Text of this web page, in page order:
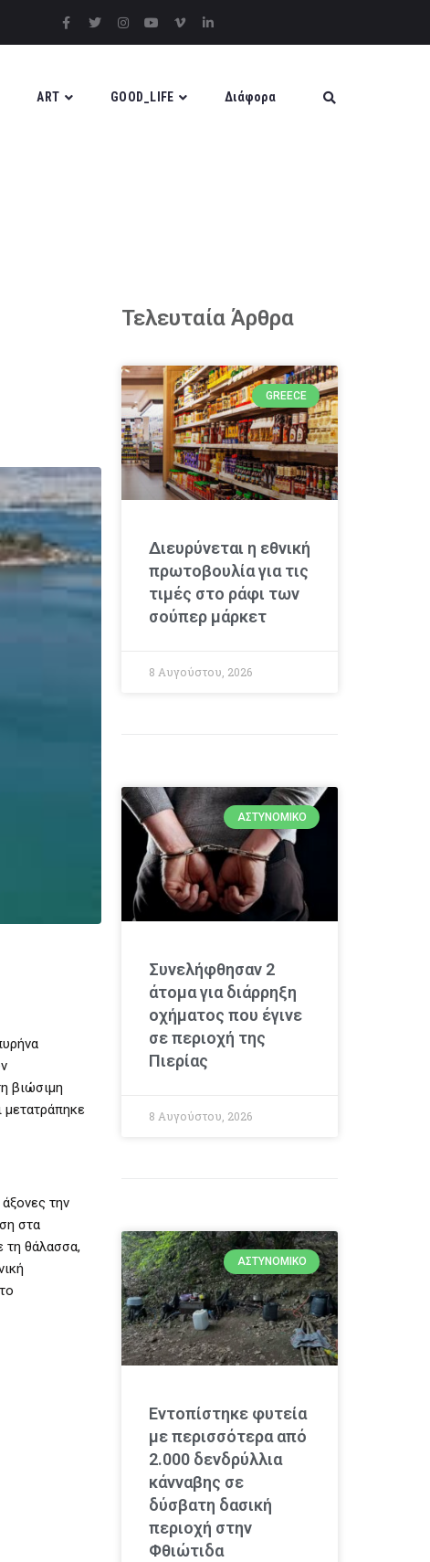
ART GOOD_LIFE Διάφορα
βιώσιμη
την
στα
τη θάλασσα,
Τελευταία Άρθρα
GREECE
Διευρύνεται η εθνική
πρωτοβουλία για τις
τιμές στο ράφι των
σούπερ μάρκετ
8 Αυγούστου, 2026
ΑΣΤΥΝΟΜΙΚΌ
Συνελήφθησαν 2
άτομα για διάρρηξη
οχήματος που έγινε
σε περιοχή της
Πιερίας
8 Αυγούστου, 2026
ΑΣΤΥΝΟΜΙΚΌ
Εντοπίστηκε φυτεία
με περισσότερα από
2.000 δενδρύλλια
κάνναβης σε
δύσβατη δασική
περιοχή στην
Φθιώτιδα